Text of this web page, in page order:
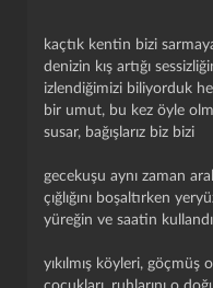
kaçtık kentin bizi
denizin kış artığı
izlendiğimizi biliyorduk
bir umut, bu kez öyle
susar, bağışlarız biz bizi
gecekuşu aynı zaman
çığlığını boşaltırken
yüreğin ve saatin
yıkılmış köyleri, göçmüş